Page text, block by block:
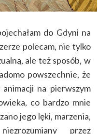
do Gdyni na
polecam, nie tylko
ale też sposób, w
powszechnie, że
na pierwszym
co bardzo mnie
jego lęki, marzenia,
przez